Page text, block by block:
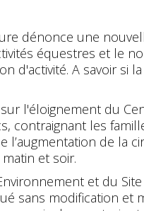
dénonce une
équestres et le
d'activité. A savoir si la
l'éloignement du
contraignant les
l’augmentation de la
et soir.
et du
sans modification et